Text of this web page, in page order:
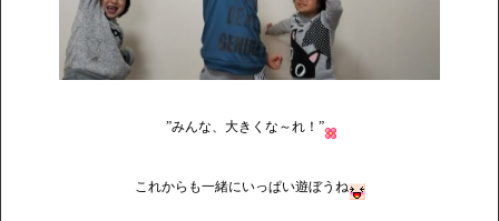
”みんな、大きくな～れ！”
これからも一緒にいっぱい遊ぼうね